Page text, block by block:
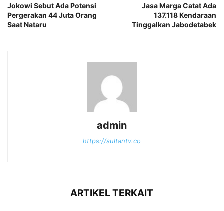
Jokowi Sebut Ada Potensi
Pergerakan 44 Juta Orang
Saat Nataru
Jasa Marga Catat Ada
137.118 Kendaraan
Tinggalkan Jabodetabek
admin
https://sultantv.co
ARTIKEL TERKAIT